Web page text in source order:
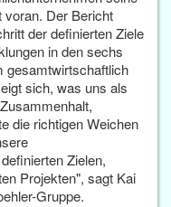
voran. Der Bericht
der definierten Ziele
in den sechs
gesamtwirtschaftlich
sich, was uns als
die richtigen Weichen
Zielen,
Projekten", sagt Kai
Gruppe.